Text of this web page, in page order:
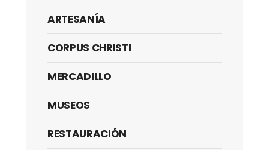
ARTESANÍA
CORPUS CHRISTI
MERCADILLO
MUSEOS
RESTAURACIÓN